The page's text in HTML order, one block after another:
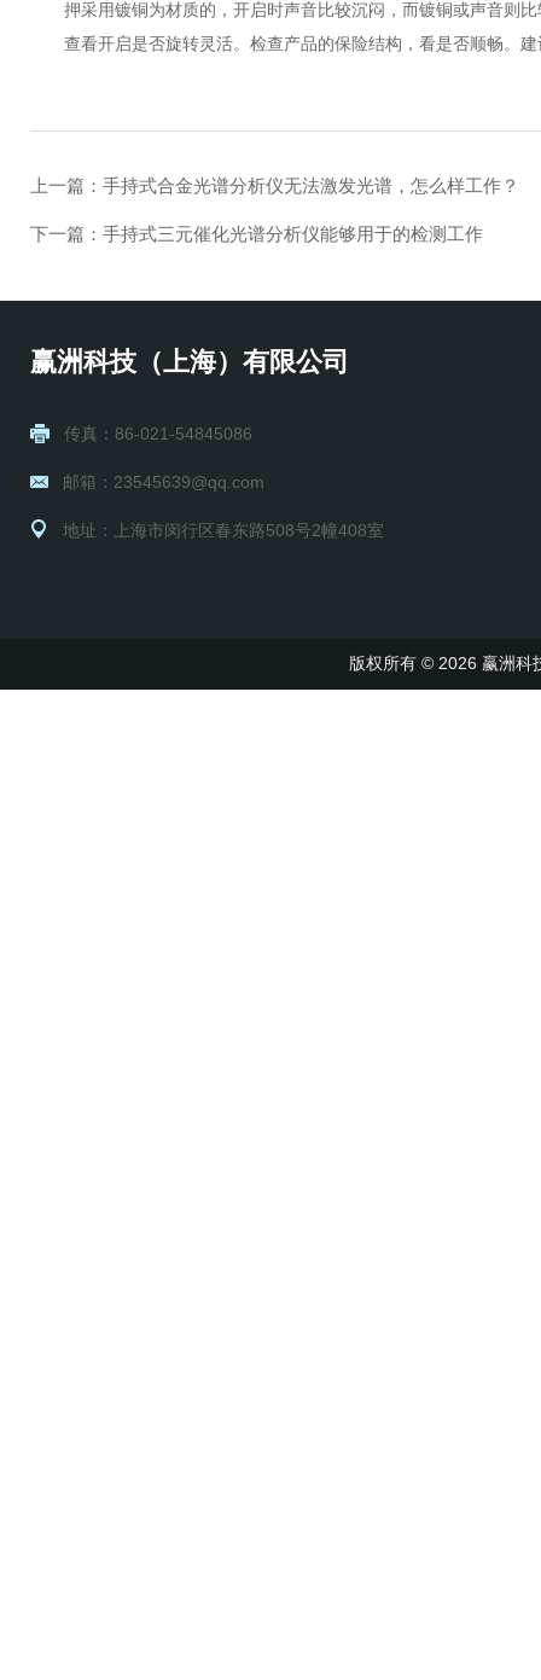
押采用镀铜为材质的，开启时声音比较沉闷，而镀铜或声音则比
查看开启是否旋转灵活。检查产品的保险结构，看是否顺畅。建
上一篇： 手持式合金光谱分析仪无法激发光谱，怎么样工作？
下一篇： 手持式三元催化光谱分析仪能够用于的检测工作
赢洲科技（上海）有限公司
传真：86-021-54845086
邮箱：23545639@qq.com
地址：上海市闵行区春东路508号2幢408室
版权所有 © 2026 赢洲